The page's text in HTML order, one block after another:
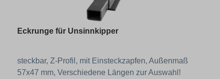
Eckrunge für Unsinnkipper
steckbar, Z-Profil, mit Einsteckzapfen, Außenmaß
57x47 mm, Verschiedene Längen zur Auswahl!